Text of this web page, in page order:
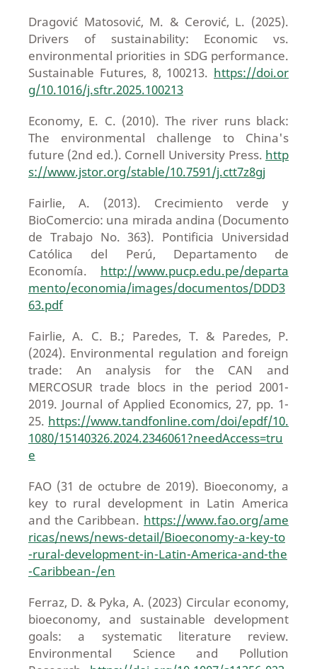
Dragović Matosović, M. & Cerović, L. (2025).
Drivers of sustainability: Economic vs.
environmental priorities in SDG performance.
Sustainable Futures, 8, 100213. https://doi.or
g/10.1016/j.sftr.2025.100213
Economy, E. C. (2010). The river runs black:
The environmental challenge to China's
future (2nd ed.). Cornell University Press. http
s://www.jstor.org/stable/10.7591/j.ctt7z8gj
Fairlie, A. (2013). Crecimiento verde y
BioComercio: una mirada andina (Documento
de Trabajo No. 363). Pontificia Universidad
Católica del Perú, Departamento de
Economía. http://www.pucp.edu.pe/departa
mento/economia/images/documentos/DDD3
63.pdf
Fairlie, A. C. B.; Paredes, T. & Paredes, P.
(2024). Environmental regulation and foreign
trade: An analysis for the CAN and
MERCOSUR trade blocs in the period 2001-
2019. Journal of Applied Economics, 27, pp. 1-
25. https://www.tandfonline.com/doi/epdf/10.
1080/15140326.2024.2346061?needAccess=tru
e
FAO (31 de octubre de 2019). Bioeconomy, a
key to rural development in Latin America
and the Caribbean. https://www.fao.org/ame
ricas/news/news-detail/Bioeconomy-a-key-to
-rural-development-in-Latin-America-and-the
-Caribbean-/en
Ferraz, D. & Pyka, A. (2023) Circular economy,
bioeconomy, and sustainable development
goals: a systematic literature review.
Environmental Science and Pollution